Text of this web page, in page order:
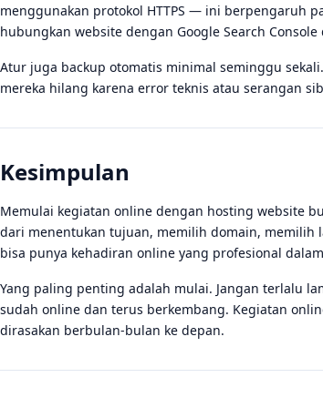
menggunakan protokol HTTPS — ini berpengaruh
hubungkan website dengan Google Search
Atur juga backup otomatis minimal seminggu
mereka hilang karena error teknis atau serangan
Kesimpulan
Memulai kegiatan online dengan hosting website
dari menentukan tujuan, memilih domain,
bisa punya kehadiran online yang profesional
Yang paling penting adalah mulai. Jangan terlalu
sudah online dan terus berkembang. Kegiatan
dirasakan berbulan-bulan ke depan.